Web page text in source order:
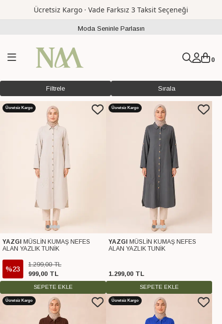
Ücretsiz Kargo · Vade Farksız 3 Taksit Seçeneği
Moda Seninle Parlasın
0
Filtrele Sırala
Ücretsiz Kargo
YAZGI
MÜSLİN KUMAŞ NEFES
ALAN YAZLIK TUNİK
%23
1.299,00 TL
999,00 TL
SEPETE EKLE
Ücretsiz Kargo
YAZGI
MÜSLİN KUMAŞ NEFES
ALAN YAZLIK TUNİK
1.299,00 TL
SEPETE EKLE
Ücretsiz Kargo Ücretsiz Kargo